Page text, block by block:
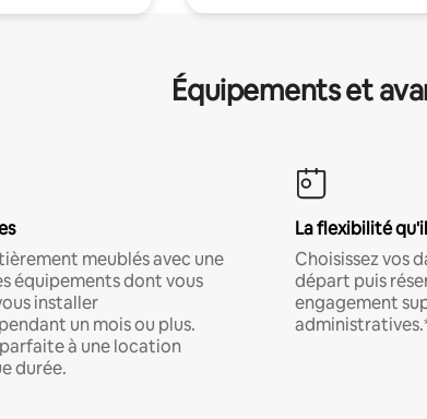
Équipements et
meublés avec une
équipements dont vous
installer
un mois ou plus.
à une location
durée.
La flexibilité
Choisissez vos
départ puis
engagement